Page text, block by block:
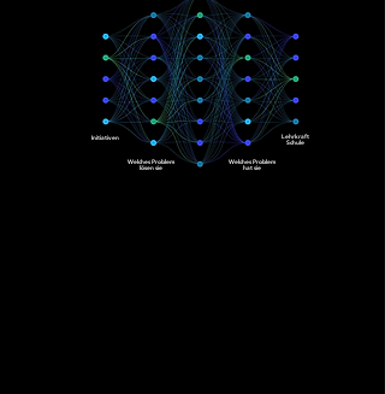
Initiativen
Lehrkraft
Schule
WelchesProblem
lösensie
WelchesProblem
hatsie